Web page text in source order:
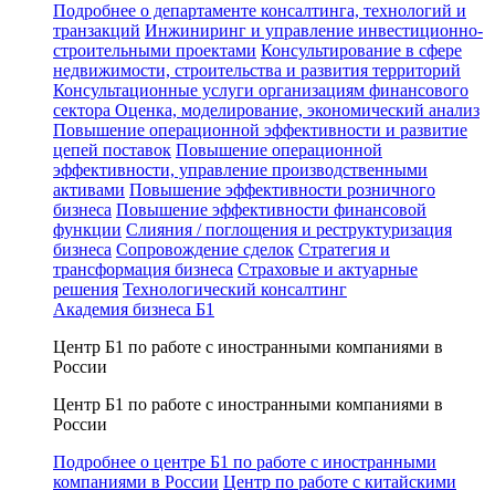
Подробнее о департаменте консалтинга, технологий и
транзакций Инжиниринг и управление инвестиционно-
строительными проектами Консультирование в сфере
недвижимости, строительства и развития территорий
Консультационные услуги организациям финансового
сектора Оценка, моделирование, экономический анализ
Повышение операционной эффективности и развитие
цепей поставок Повышение операционной
эффективности, управление производственными
активами Повышение эффективности розничного
бизнеса Повышение эффективности финансовой
функции Слияния / поглощения и реструктуризация
бизнеса Сопровождение сделок Стратегия и
трансформация бизнеса Страховые и актуарные
решения Технологический консалтинг
Академия бизнеса Б1
Центр Б1 по работе с иностранными компаниями в
России
Центр Б1 по работе с иностранными компаниями в
России
Подробнее о центре Б1 по работе с иностранными
компаниями в России Центр по работе с китайскими